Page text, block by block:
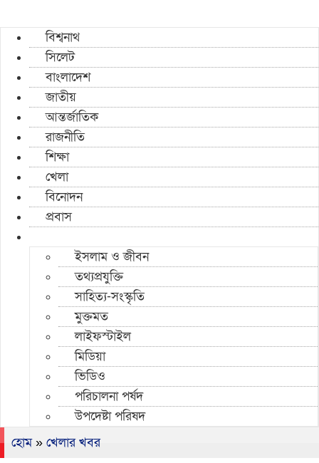
বিশ্বনাথ
সিলেট
বাংলাদেশ
জাতীয়
আন্তর্জাতিক
রাজনীতি
শিক্ষা
খেলা
বিনোদন
প্রবাস
ইসলাম ও জীবন
তথ্যপ্রযুক্তি
সাহিত্য-সংস্কৃতি
মুক্তমত
লাইফস্টাইল
মিডিয়া
ভিডিও
পরিচালনা পর্ষদ
উপদেষ্টা পরিষদ
হোম» খেলার খবর